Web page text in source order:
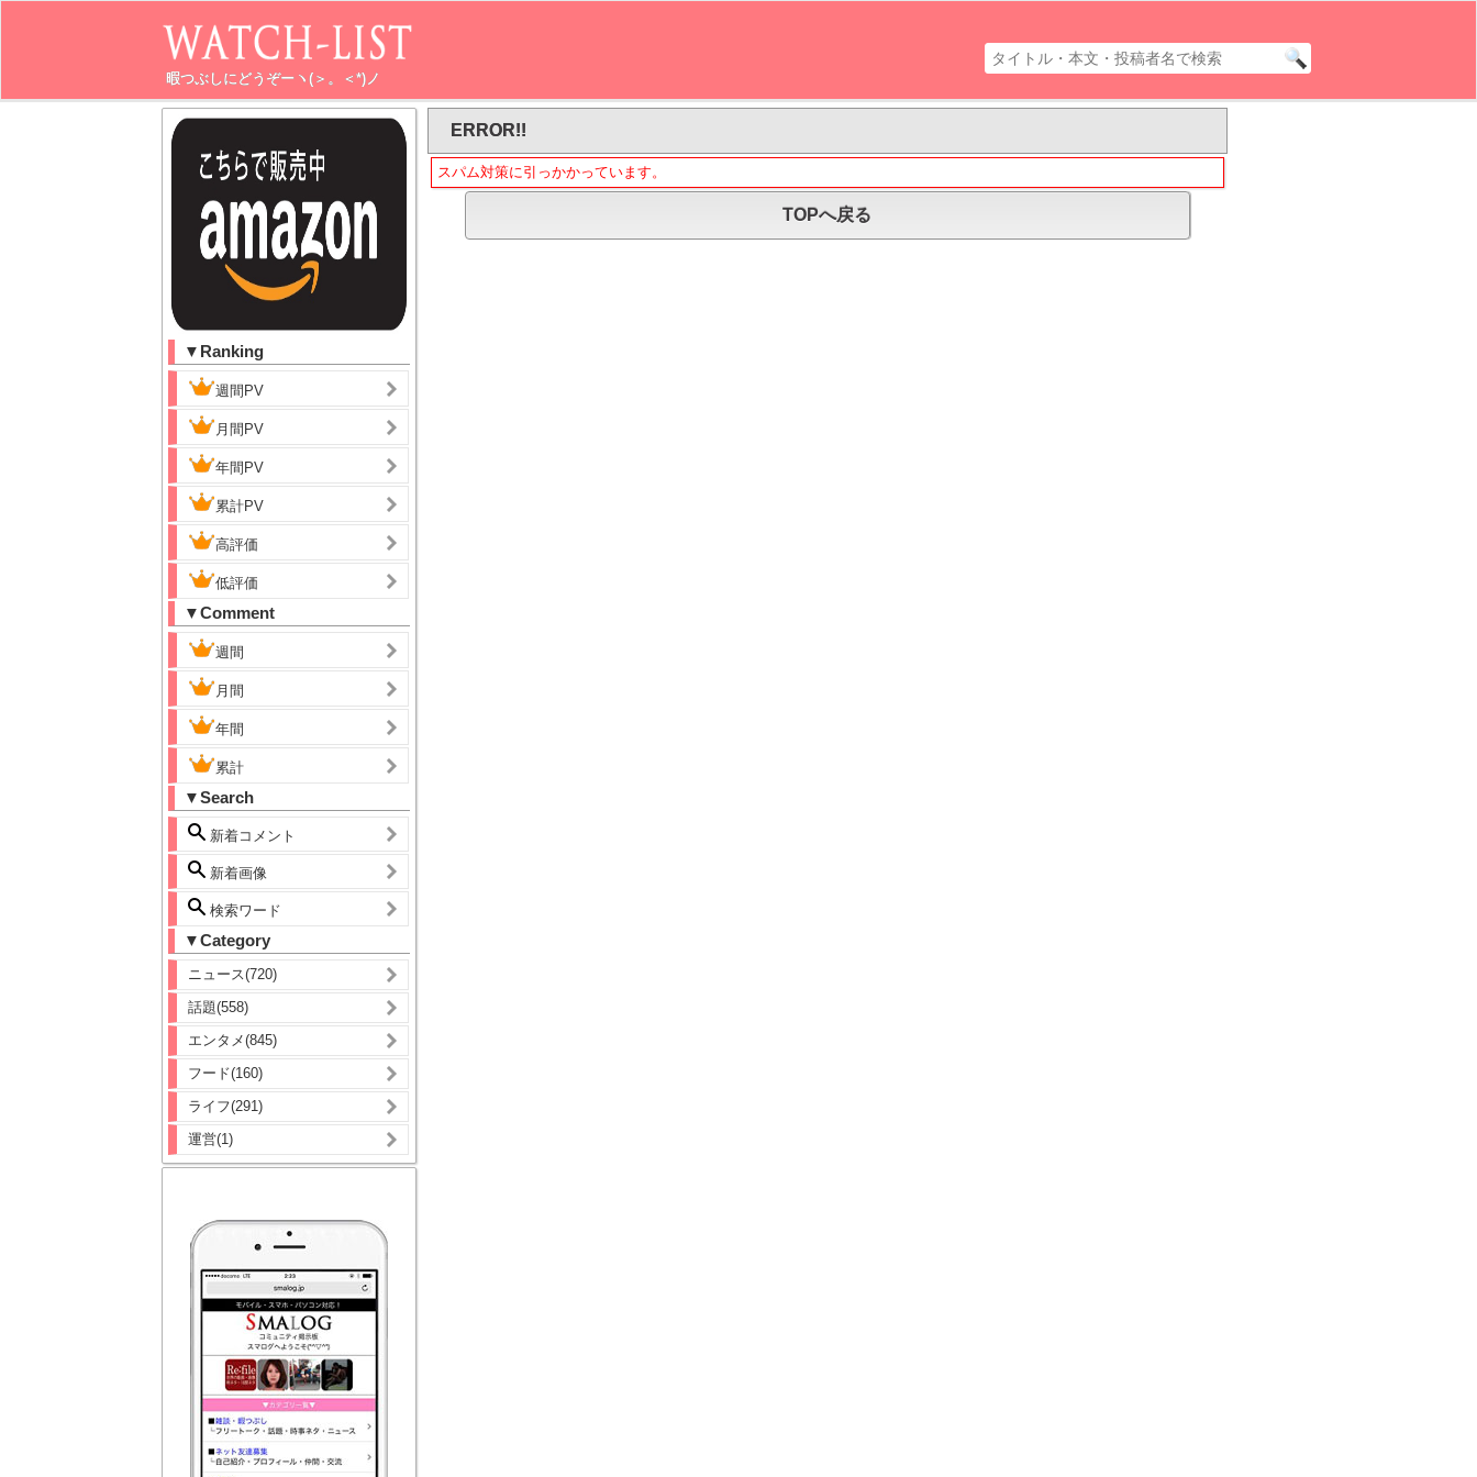
暇つぶしにどうぞーヽ(＞。＜*)ノ
▼Ranking
週間PV
月間PV
年間PV
累計PV
高評価
低評価
▼Comment
週間
月間
年間
累計
▼Search
新着コメント
新着画像
検索ワード
▼Category
ニュース(720)
話題(558)
エンタメ(845)
フード(160)
ライフ(291)
運営(1)
ERROR!!
スパム対策に引っかかっています。
TOPへ戻る